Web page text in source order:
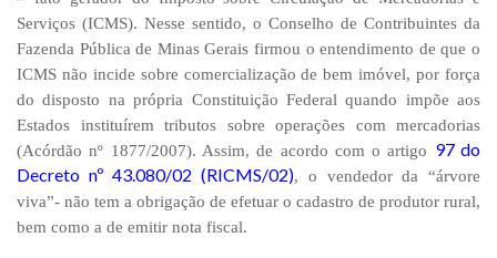
Serviços (ICMS). Nesse sentido, o Conselho de Contribuintes da
Fazenda Pública de Minas Gerais firmou o entendimento de que o
ICMS não incide sobre comercialização de bem imóvel, por força
do disposto na própria Constituição Federal quando impõe aos
Estados instituírem tributos sobre operações com mercadorias
(Acórdão nº 1877/2007). Assim, de acordo com o artigo 97 do
Decreto nº 43.080/02 (RICMS/02), o vendedor da “árvore
viva”- não tem a obrigação de efetuar o cadastro de produtor rural,
bem como a de emitir nota fiscal.